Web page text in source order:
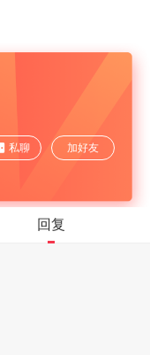
私聊 加好友
回复